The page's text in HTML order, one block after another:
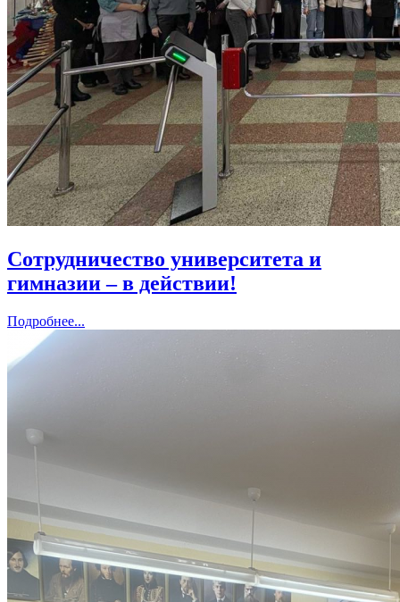
Сотрудничество университета и
гимназии – в действии!
Подробнее...